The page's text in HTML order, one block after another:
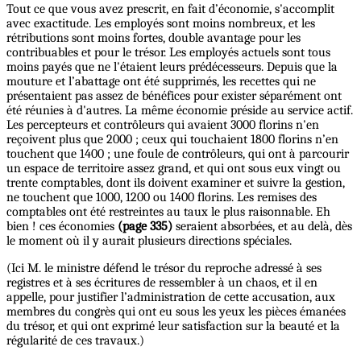
Tout ce que vous avez prescrit, en fait d’économie, s'accomplit
avec exactitude. Les employés sont moins nombreux, et les
rétributions sont moins fortes, double avantage pour les
contribuables et pour le trésor. Les employés actuels sont tous
moins payés que ne l'étaient leurs prédécesseurs. Depuis que la
mouture et l’abattage ont été supprimés, les recettes qui ne
présentaient pas assez de bénéfices pour exister séparément ont
été réunies à d'autres. La même économie préside au service actif.
Les percepteurs et contrôleurs qui avaient 3000 florins n'en
reçoivent plus que 2000 ; ceux qui touchaient 1800 florins n’en
touchent que 1400 ; une foule de contrôleurs, qui ont à parcourir
un espace de territoire assez grand, et qui ont sous eux vingt ou
trente comptables, dont ils doivent examiner et suivre la gestion,
ne touchent que 1000, 1200 ou 1400 florins. Les remises des
comptables ont été restreintes au taux le plus raisonnable. Eh
bien ! ces économies (page 335) seraient absorbées, et au delà, dès
le moment où il y aurait plusieurs directions spéciales.
(Ici M. le ministre défend le trésor du reproche adressé à ses
registres et à ses écritures de ressembler à un chaos, et il en
appelle, pour justifier l’administration de cette accusation, aux
membres du congrès qui ont eu sous les yeux les pièces émanées
du trésor, et qui ont exprimé leur satisfaction sur la beauté et la
régularité de ces travaux.)